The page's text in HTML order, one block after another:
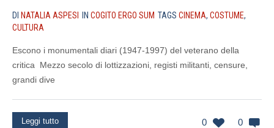
DI NATALIA ASPESI IN COGITO ERGO SUM TAGS CINEMA, COSTUME,
CULTURA
Escono i monumentali diari (1947-1997) del veterano della
critica Mezzo secolo di lottizzazioni, registi militanti, censure,
grandi dive
0 0
Leggi tutto